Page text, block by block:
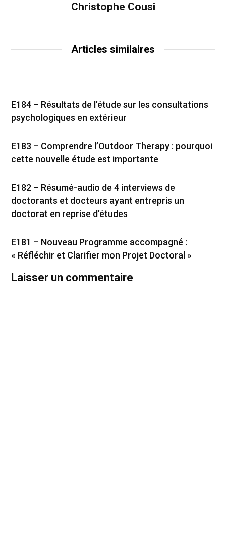
Christophe Cousi
Articles similaires
E184 – Résultats de l’étude sur les consultations
psychologiques en extérieur
E183 – Comprendre l’Outdoor Therapy : pourquoi
cette nouvelle étude est importante
E182 – Résumé-audio de 4 interviews de
doctorants et docteurs ayant entrepris un
doctorat en reprise d’études
E181 – Nouveau Programme accompagné :
« Réfléchir et Clarifier mon Projet Doctoral »
Laisser un commentaire